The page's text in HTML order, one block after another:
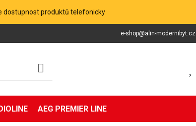
dostupnost produktů telefonicky
e-shop@alin-modernibyt.cz
AEG PREMIER LINE